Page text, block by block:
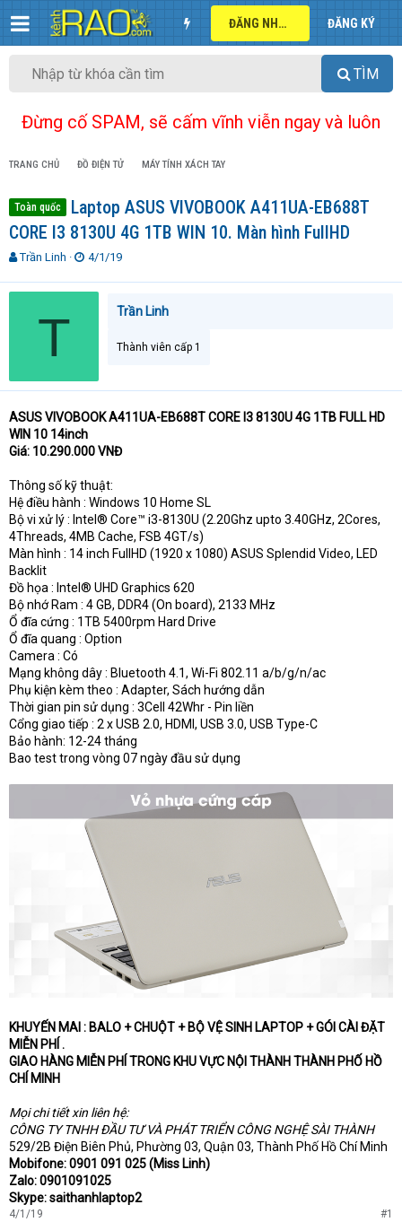
ĐĂNG NHẬP ĐĂNG KÝ
TÌM
Đừng cố SPAM, sẽ cấm vĩnh viễn ngay và luôn
TRANG CHỦ ĐỒ ĐIỆN TỬ MÁY TÍNH XÁCH TAY
Toàn quốc
Laptop ASUS VIVOBOOK A411UA-EB688T
CORE I3 8130U 4G 1TB WIN 10. Màn hình FullHD
T
r
a
t
e
r
Trần Linh
N
à
4/1/19
T Trần Linh
Thành viên cấp 1
ASUS VIVOBOOK A411UA-EB688T CORE I3 8130U 4G 1TB FULL HD
WIN 10 14inch
Giá: 10.290.000 VNĐ
Thông số kỹ thuật:
Hệ điều hành : Windows 10 Home SL
Bộ vi xử lý : Intel® Core™ i3-8130U (2.20Ghz upto 3.40GHz, 2Cores,
4Threads, 4MB Cache, FSB 4GT/s)
Màn hình : 14 inch FullHD (1920 x 1080) ASUS Splendid Video, LED
Backlit
Đồ họa : Intel® UHD Graphics 620
Bộ nhớ Ram : 4 GB, DDR4 (On board), 2133 MHz
Ổ đĩa cứng : 1TB 5400rpm Hard Drive
Ổ đĩa quang : Option
Camera : Có
Mạng không dây : Bluetooth 4.1, Wi-Fi 802.11 a/b/g/n/ac
Phụ kiện kèm theo : Adapter, Sách hướng dẫn
Thời gian pin sử dụng : 3Cell 42Whr - Pin liền
Cổng giao tiếp : 2 x USB 2.0, HDMI, USB 3.0, USB Type-C
Bảo hành: 12-24 tháng
Bao test trong vòng 07 ngày đầu sử dụng
KHUYẾN MAI : BALO + CHUỘT + BỘ VỆ SINH LAPTOP + GÓI CÀI ĐẶT
MIỄN PHÍ .
GIAO HÀNG MIỄN PHÍ TRONG KHU VỰC NỘI THÀNH THÀNH PHỐ HỒ
CHÍ MINH
Mọi chi tiết xin liên hệ:
CÔNG TY TNHH ĐẦU TƯ VÀ PHÁT TRIỂN CÔNG NGHỆ SÀI THÀNH
529/2B Điện Biên Phủ, Phường 03, Quận 03, Thành Phố Hồ Chí Minh
Mobifone: 0901 091 025 (Miss Linh)
Zalo: 0901091025
Skype: saithanhlaptop2
4/1/19 #1